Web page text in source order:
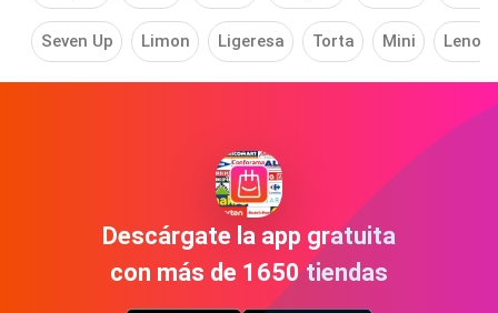
Seven Up Limon Ligeresa Torta Mini Lenor
Descárgate la app gratuita
con más de 1650 tiendas